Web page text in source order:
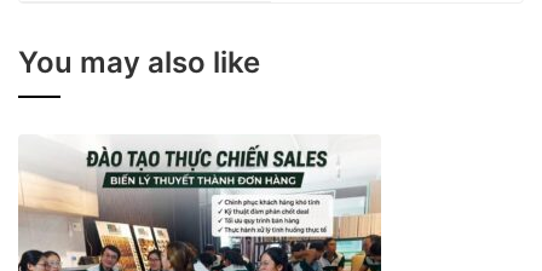
You may also like